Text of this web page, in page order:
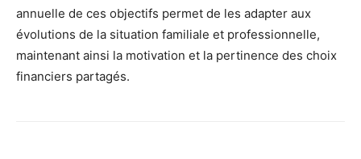
annuelle de ces objectifs permet de les adapter aux
évolutions de la situation familiale et professionnelle,
maintenant ainsi la motivation et la pertinence des choix
financiers partagés.